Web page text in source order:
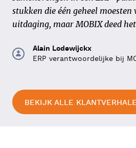
vond het in die tijd al een
systeem, het was open en
Evert Hol
stukken die één geheel moesten
uitdaging, maar MOBIX deed
Alain Lodewijckx
ERP verantwoordelijke bij
BEKIJK ALLE